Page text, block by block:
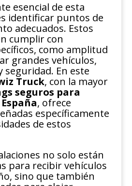
esencial de esta
identificar puntos de
adecuados. Estos
cumplir con
como amplitud
grandes vehículos,
seguridad. En este
Truck, con la mayor
seguros para
, ofrece
específicamente
de estos
no solo están
para recibir vehículos
sino que también